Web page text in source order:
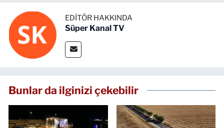
EDITÖR HAKKINDA
Süper Kanal TV
Bunlar da ilginizi çekebilir